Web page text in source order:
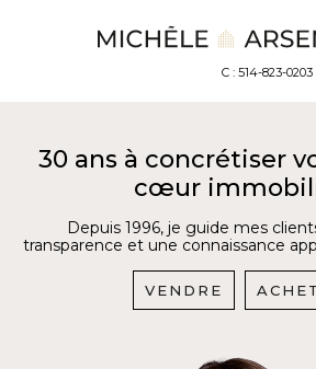
C : 514-823-0203
30 ans à concrétiser
cœur
Depuis 1996, je guide mes
transparence et une connaissance
VENDRE